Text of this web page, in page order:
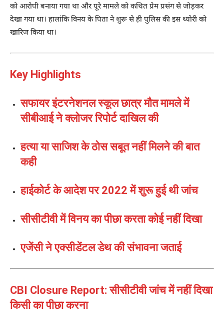
को आरोपी बनाया गया था और पूरे मामले को कथित प्रेम प्रसंग से जोड़कर
देखा गया था। हालांकि विनय के पिता ने शुरू से ही पुलिस की इस थ्योरी को
खारिज किया था।
Key Highlights
सफायर इंटरनेशनल स्कूल छात्र मौत मामले में
सीबीआई ने क्लोजर रिपोर्ट दाखिल की
हत्या या साजिश के ठोस सबूत नहीं मिलने की बात
कही
हाईकोर्ट के आदेश पर 2022 में शुरू हुई थी जांच
सीसीटीवी में विनय का पीछा करता कोई नहीं दिखा
एजेंसी ने एक्सीडेंटल डेथ की संभावना जताई
CBI Closure Report: सीसीटीवी जांच में नहीं दिखा
किसी का पीछा करना